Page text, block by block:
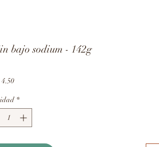
bajo sodium - 142g
Precio
*